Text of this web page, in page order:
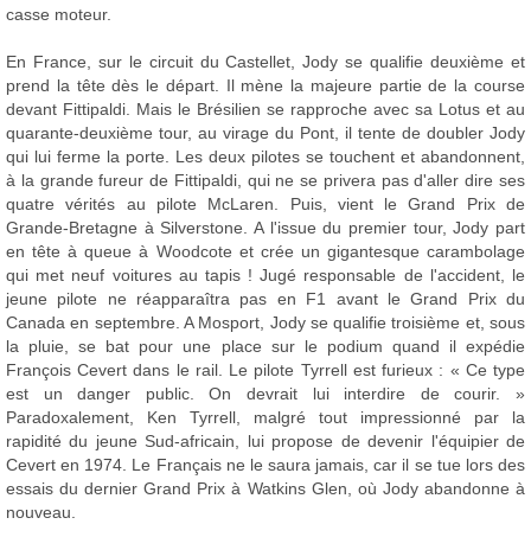
casse moteur.
En France, sur le circuit du Castellet, Jody se qualifie deuxième et
prend la tête dès le départ. Il mène la majeure partie de la course
devant Fittipaldi. Mais le Brésilien se rapproche avec sa Lotus et au
quarante-deuxième tour, au virage du Pont, il tente de doubler Jody
qui lui ferme la porte. Les deux pilotes se touchent et abandonnent,
à la grande fureur de Fittipaldi, qui ne se privera pas d'aller dire ses
quatre vérités au pilote McLaren. Puis, vient le Grand Prix de
Grande-Bretagne à Silverstone. A l'issue du premier tour, Jody part
en tête à queue à Woodcote et crée un gigantesque carambolage
qui met neuf voitures au tapis ! Jugé responsable de l'accident, le
jeune pilote ne réapparaîtra pas en F1 avant le Grand Prix du
Canada en septembre. A Mosport, Jody se qualifie troisième et, sous
la pluie, se bat pour une place sur le podium quand il expédie
François Cevert dans le rail. Le pilote Tyrrell est furieux : « Ce type
est un danger public. On devrait lui interdire de courir. »
Paradoxalement, Ken Tyrrell, malgré tout impressionné par la
rapidité du jeune Sud-africain, lui propose de devenir l'équipier de
Cevert en 1974. Le Français ne le saura jamais, car il se tue lors des
essais du dernier Grand Prix à Watkins Glen, où Jody abandonne à
nouveau.